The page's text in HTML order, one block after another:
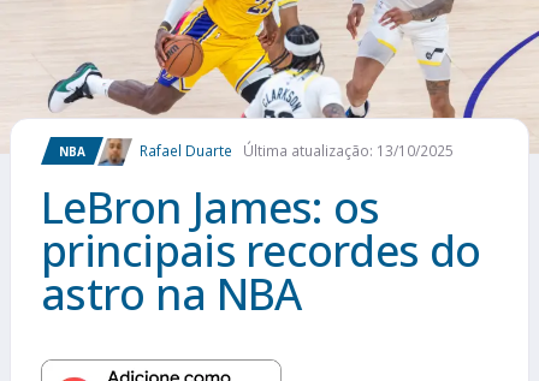
COMO APOSTAR
MAIS ESPORTES
NBA Rafael Duarte Última atualização: 13/10/2025
LeBron James: os
principais recordes do
astro na NBA